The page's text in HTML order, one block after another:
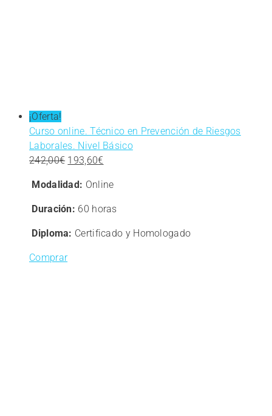
¡Oferta!
Curso online. Técnico en Prevención de Riesgos
Laborales. Nivel Básico
242,00€ El
original
era:
193,60€
actual
Modalidad: Online
Duración: 60 horas
Diploma: Certificado y Homologado
Comprar